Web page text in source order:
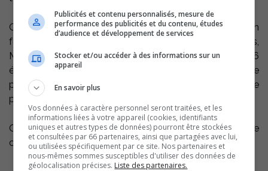
Originaire de Sorel-Tracy, l’organisateur du tournoi en
formule 4 contre 4 avec équipes de 7 à 9 joueurs,
Mathieu Fréchette a confirmé à CJSO qu’au moins 16
équipes seront de la partie, dont une équipe de
personnalités publiques, mise sur pieds par le porte
parole de l’événement, l’humoriste Maxime Martin.
On est toujours à la recherche d’équipes et de
commanditaires. Pour les intéressés : 514 944-4048.
Publicités et contenu personnalisés, mesure de
performance des publicités et du contenu, études
d’audience et développement de services
Stocker et/ou accéder à des informations sur un
appareil
En savoir plus
Vos données à caractère personnel seront traitées, et les
informations liées à votre appareil (cookies, identifiants
uniques et autres types de données) pourront être stockées
et consultées par 66 partenaires, ainsi que partagées avec lui,
ou utilisées spécifiquement par ce site. Nos partenaires et
nous-mêmes sommes susceptibles d'utiliser des données de
géolocalisation précises. Liste des partenaires.